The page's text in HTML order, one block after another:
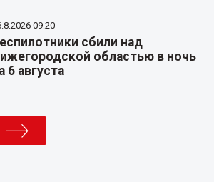
09:20
сбили над
областью в ночь
6 августа